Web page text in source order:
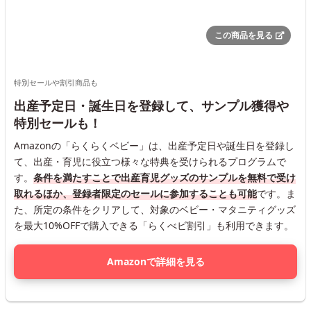
この商品を見る
特別セールや割引商品も
出産予定日・誕生日を登録して、サンプル獲得や
特別セールも！
Amazonの「らくらくベビー」は、出産予定日や誕生日を登録し
て、出産・育児に役立つ様々な特典を受けられるプログラムで
す。 条件を満たすことで出産育児グッズのサンプルを無料で受け
取れるほか、登録者限定のセールに参加することも可能です。ま
た、所定の条件をクリアして、対象のベビー・マタニティグッズ
を最大10%OFFで購入できる「らくべビ割引」も利用できます。
Amazonで詳細を見る